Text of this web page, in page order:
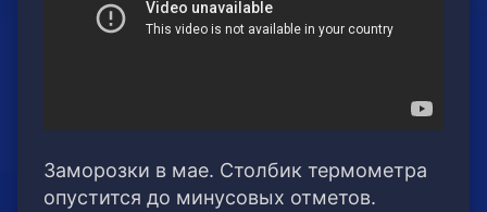
Заморозки в мае. Столбик термометра
опустится до минусовых отметов.